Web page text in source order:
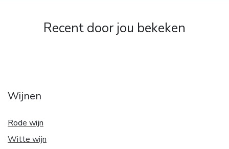
Recent door jou bekeken
Wijnen
Rode wijn
Witte wijn